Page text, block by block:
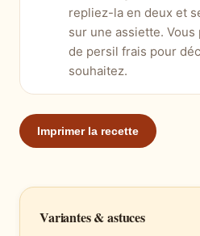
repliez-la en deux et
sur une assiette.
de persil frais pour
souhaitez.
Imprimer la recette
Variantes & astuces